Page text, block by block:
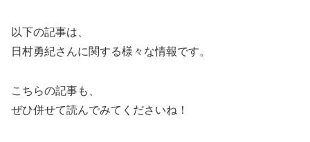
以下の記事は、
日村勇紀さんに関する様々な情報です。
こちらの記事も、
ぜひ併せて読んでみてくださいね！